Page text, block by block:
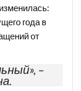
года в
от
–